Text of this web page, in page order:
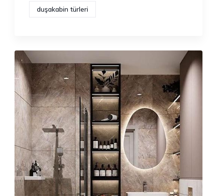
duşakabin türleri